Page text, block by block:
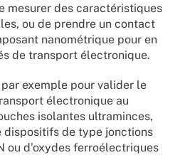
mesurer des caractéristiques
ou de prendre un contact
nanométrique pour en
de transport électronique.
exemple pour valider le
électronique au
isolantes ultraminces,
dispositifs de type jonctions
ou d’oxydes ferroélectriques